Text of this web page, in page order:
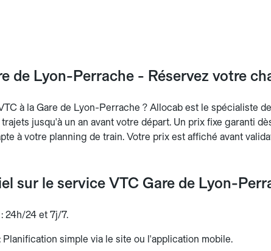
de Lyon-Perrache - Réservez votre
à la Gare de Lyon-Perrache ? Allocab est le spécialiste
jusqu'à un an avant votre départ. Un prix fixe garanti
à votre planning de train. Votre prix est affiché avant
sur le service VTC Gare de Lyon-
24h/24 et 7j/7.
Planification simple via le site ou l'application mobile.